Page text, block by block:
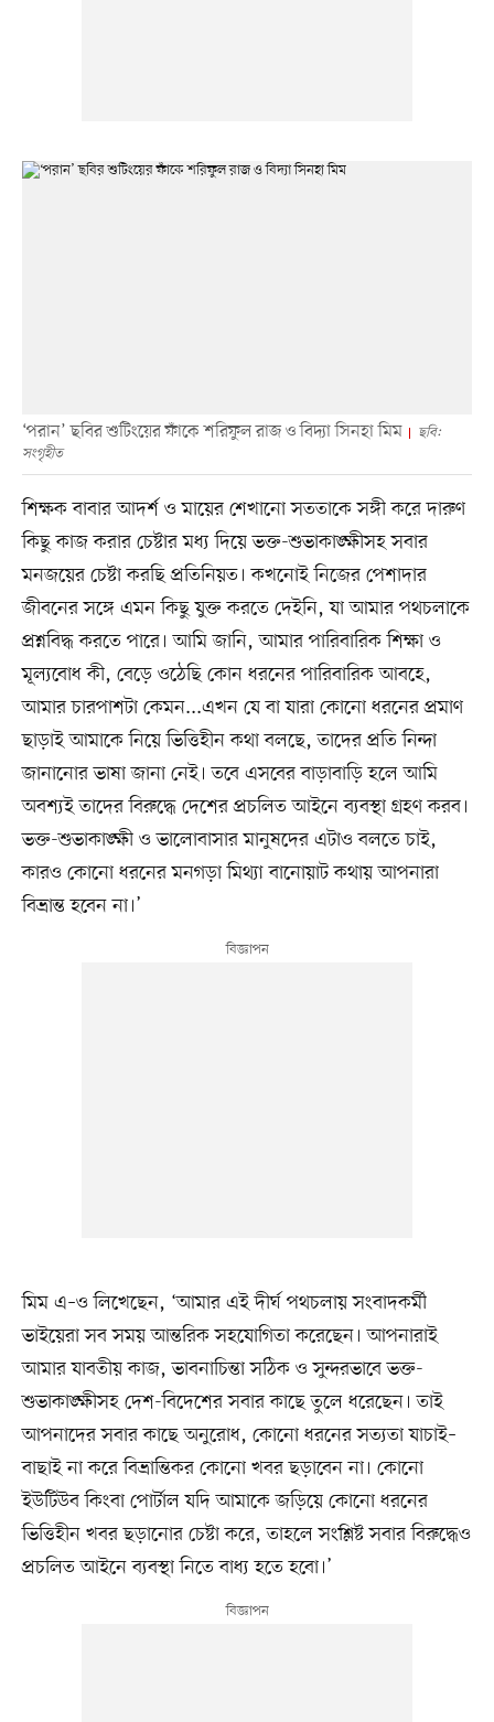
‘পরান’ ছবির শুটিংয়ের ফাঁকে শরিফুল রাজ ও বিদ্যা সিনহা মিম
ছবি:
সংগৃহীত
শিক্ষক বাবার আদর্শ ও মায়ের শেখানো সততাকে সঙ্গী করে দারুণ
কিছু কাজ করার চেষ্টার মধ্য দিয়ে ভক্ত-শুভাকাঙ্ক্ষীসহ সবার
মনজয়ের চেষ্টা করছি প্রতিনিয়ত। কখনোই নিজের পেশাদার
জীবনের সঙ্গে এমন কিছু যুক্ত করতে দেইনি, যা আমার পথচলাকে
প্রশ্নবিদ্ধ করতে পারে। আমি জানি, আমার পারিবারিক শিক্ষা ও
মূল্যবোধ কী, বেড়ে ওঠেছি কোন ধরনের পারিবারিক আবহে,
আমার চারপাশটা কেমন...এখন যে বা যারা কোনো ধরনের প্রমাণ
ছাড়াই আমাকে নিয়ে ভিত্তিহীন কথা বলছে, তাদের প্রতি নিন্দা
জানানোর ভাষা জানা নেই। তবে এসবের বাড়াবাড়ি হলে আমি
অবশ্যই তাদের বিরুদ্ধে দেশের প্রচলিত আইনে ব্যবস্থা গ্রহণ করব।
ভক্ত-শুভাকাঙ্ক্ষী ও ভালোবাসার মানুষদের এটাও বলতে চাই,
কারও কোনো ধরনের মনগড়া মিথ্যা বানোয়াট কথায় আপনারা
বিভ্রান্ত হবেন না।’
মিম এ–ও লিখেছেন, ‘আমার এই দীর্ঘ পথচলায় সংবাদকর্মী
ভাইয়েরা সব সময় আন্তরিক সহযোগিতা করেছেন। আপনারাই
আমার যাবতীয় কাজ, ভাবনাচিন্তা সঠিক ও সুন্দরভাবে ভক্ত-
শুভাকাঙ্ক্ষীসহ দেশ-বিদেশের সবার কাছে তুলে ধরেছেন। তাই
আপনাদের সবার কাছে অনুরোধ, কোনো ধরনের সত্যতা যাচাই–
বাছাই না করে বিভ্রান্তিকর কোনো খবর ছড়াবেন না। কোনো
ইউটিউব কিংবা পোর্টাল যদি আমাকে জড়িয়ে কোনো ধরনের
ভিত্তিহীন খবর ছড়ানোর চেষ্টা করে, তাহলে সংশ্লিষ্ট সবার বিরুদ্ধেও
প্রচলিত আইনে ব্যবস্থা নিতে বাধ্য হতে হবো।’